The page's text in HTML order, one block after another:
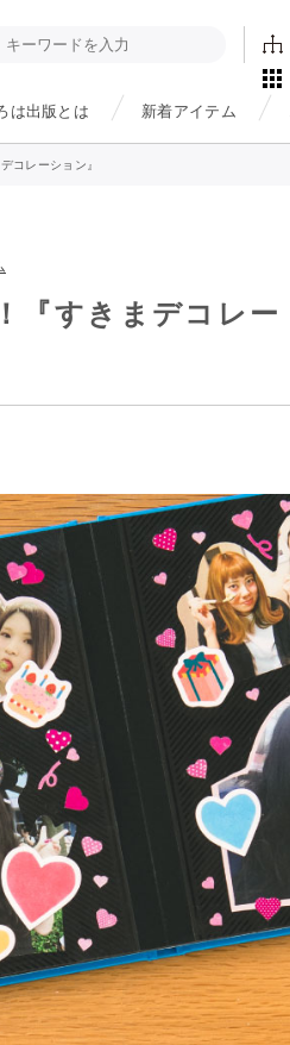
は出版とは 新着アイテム
コレーション』
『すきまデコレー